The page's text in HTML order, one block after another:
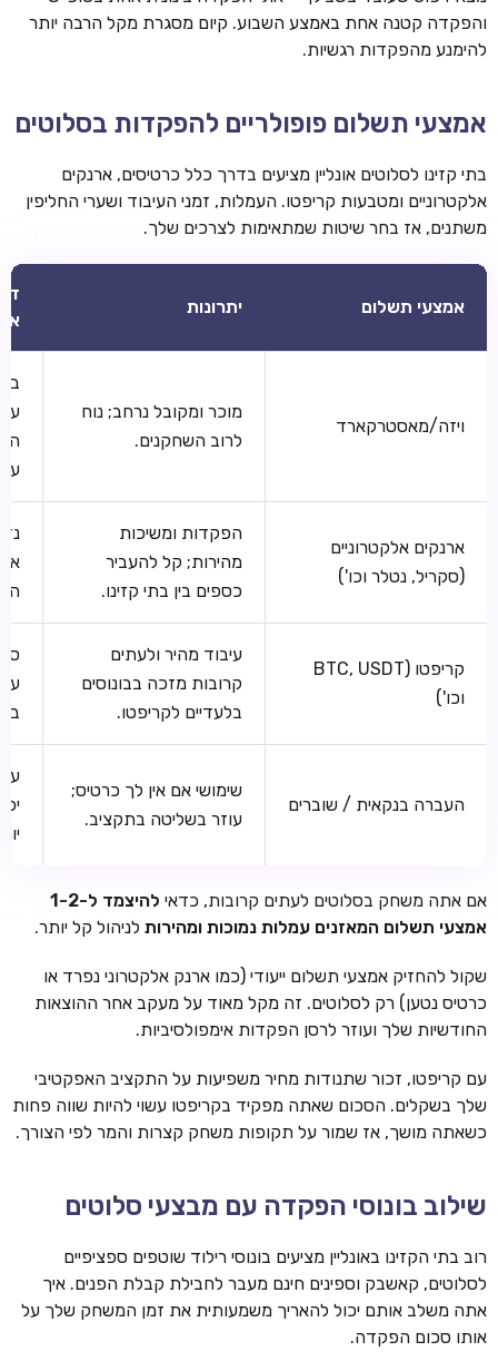
והפקדה קטנה אחת באמצע השבוע. קיום מסגרת מקל הרבה יותר
להימנע מהפקדות רגשיות.
אמצעי תשלום פופולריים להפקדות בסלוטים
בתי קזינו לסלוטים אונליין מציעים בדרך כלל כרטיסים, ארנקים
אלקטרוניים ומטבעות קריפטו. העמלות, זמני העיבוד ושערי החליפין
משתנים, אז בחר שיטות שמתאימות לצרכים שלך.
אמצעי תשלום יתרונות
ויזה/מאסטרקארד
מוכר ומקובל נרחב; נוח
לרוב השחקנים.
ארנקים אלקטרוניים
(סקריל, נטלר וכו')
הפקדות ומשיכות
מהירות; קל להעביר
כספים בין בתי קזינו.
קריפטו (BTC, USDT
וכו')
עיבוד מהיר ולעתים
קרובות מזכה בבונוסים
בלעדיים לקריפטו.
העברה בנקאית / שוברים
שימושי אם אין לך כרטיס;
עוזר בשליטה בתקציב.
אם אתה משחק בסלוטים לעתים קרובות, כדאי
להיצמד ל-1-2
אמצעי תשלום המאזנים עמלות נמוכות ומהירות לניהול קל יותר.
שקול להחזיק אמצעי תשלום ייעודי (כמו ארנק אלקטרוני נפרד או
כרטיס נטען) רק לסלוטים. זה מקל מאוד על מעקב אחר ההוצאות
החודשיות שלך ועוזר לרסן הפקדות אימפולסיביות.
עם קריפטו, זכור שתנודות מחיר משפיעות על התקציב האפקטיבי
שלך בשקלים. הסכום שאתה מפקיד בקריפטו עשוי להיות שווה פחות
כשאתה מושך, אז שמור על תקופות משחק קצרות והמר לפי הצורך.
שילוב בונוסי הפקדה עם מבצעי סלוטים
רוב בתי הקזינו באונליין מציעים בונוסי רילוד שוטפים ספציפיים
לסלוטים, קאשבק וספינים חינם מעבר לחבילת קבלת הפנים. איך
אתה משלב אותם יכול להאריך משמעותית את זמן המשחק שלך על
אותו סכום הפקדה.